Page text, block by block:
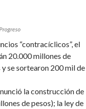
“contracíclicos”, el
20.000 millones de
se sortearon 200 mil de
la construcción de
de pesos); la ley de